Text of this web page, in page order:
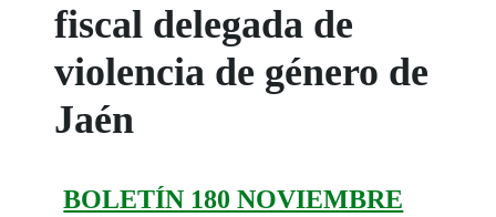
fiscal delegada de
violencia de género de
Jaén
BOLETÍN 180 NOVIEMBRE